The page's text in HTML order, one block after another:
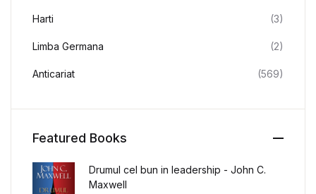
Harti (3)
Limba Germana (2)
Anticariat (569)
Featured Books
Drumul cel bun in leadership - John C.
Maxwell